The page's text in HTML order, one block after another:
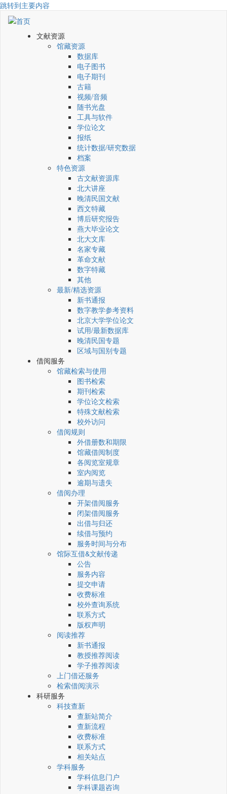
跳转到主要内容
文献资源
馆藏资源
数据库
电子图书
电子期刊
古籍
视频/音频
随书光盘
工具与软件
学位论文
报纸
统计数据/研究数据
档案
特色资源
古文献资源库
北大讲座
晚清民国文献
西文特藏
博后研究报告
燕大毕业论文
北大文库
名家专藏
革命文献
数字特藏
其他
最新/精选资源
新书通报
数字教学参考资料
北京大学学位论文
试用/最新数据库
晚清民国专题
区域与国别专题
借阅服务
馆藏检索与使用
图书检索
期刊检索
学位论文检索
特殊文献检索
校外访问
借阅规则
外借册数和期限
馆藏借阅制度
各阅览室规章
室内阅览
逾期与遗失
借阅办理
开架借阅服务
闭架借阅服务
出借与归还
续借与预约
服务时间与分布
馆际互借&文献传递
公告
服务内容
提交申请
收费标准
校外查询系统
联系方式
版权声明
阅读推荐
新书通报
教授推荐阅读
学子推荐阅读
上门借还服务
检索借阅演示
科研服务
科技查新
查新站简介
查新流程
收费标准
联系方式
相关站点
学科服务
学科信息门户
学科课题咨询